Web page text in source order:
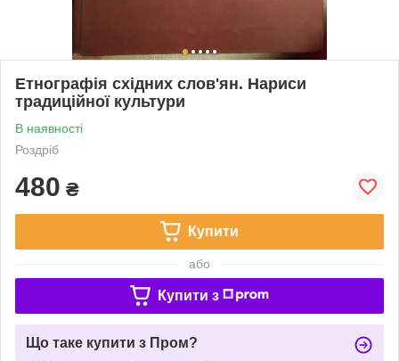
Етнографія східних слов'ян. Нариси
традиційної культури
В наявності
Роздріб
480 ₴
Купити
або
Купити з
Що таке купити з Пром?